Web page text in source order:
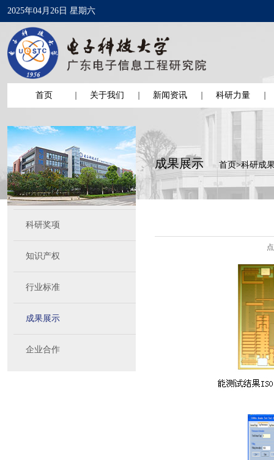
2025年04月26日 星期六
首页 关于我们 新闻资讯 科研力量
科研奖项
知识产权
行业标准
成果展示
企业合作
成果展示 首页>科研成